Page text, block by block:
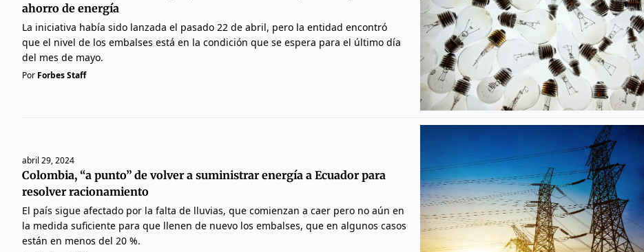
ahorro de energía
La iniciativa había sido lanzada el pasado 22 de abril, pero la entidad encontró
que el nivel de los embalses está en la condición que se espera para el último día
del mes de mayo.
Por Forbes Staff
abril 29, 2024
Colombia, “a punto” de volver a suministrar energía a Ecuador para
resolver racionamiento
El país sigue afectado por la falta de lluvias, que comienzan a caer pero no aún en
la medida suficiente para que llenen de nuevo los embalses, que en algunos casos
están en menos del 20 %.